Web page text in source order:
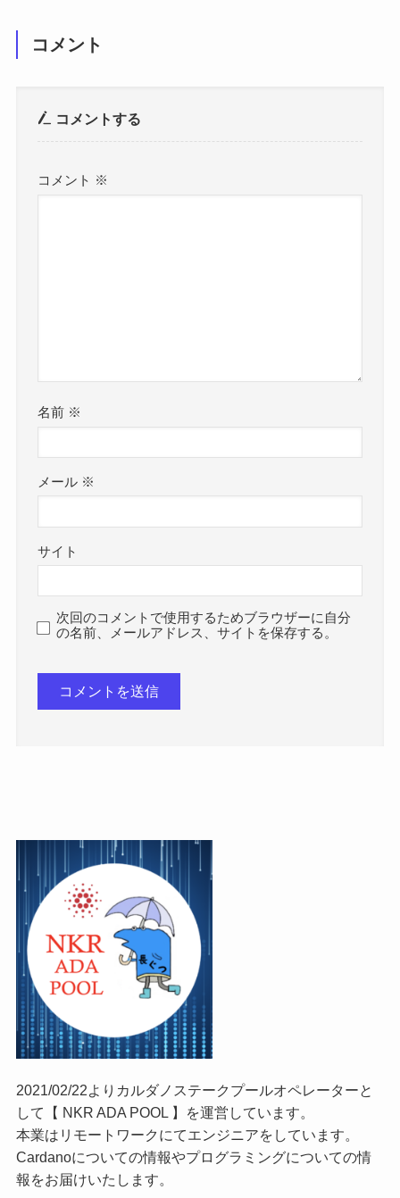
コメント
コメントする
コメント ※
名前 ※
メール ※
サイト
次回のコメントで使用するためブラウザーに自分
の名前、メールアドレス、サイトを保存する。
2021/02/22よりカルダノステークプールオペレーターと
して【 NKR ADA POOL 】を運営しています。
本業はリモートワークにてエンジニアをしています。
Cardanoについての情報やプログラミングについての情
報をお届けいたします。